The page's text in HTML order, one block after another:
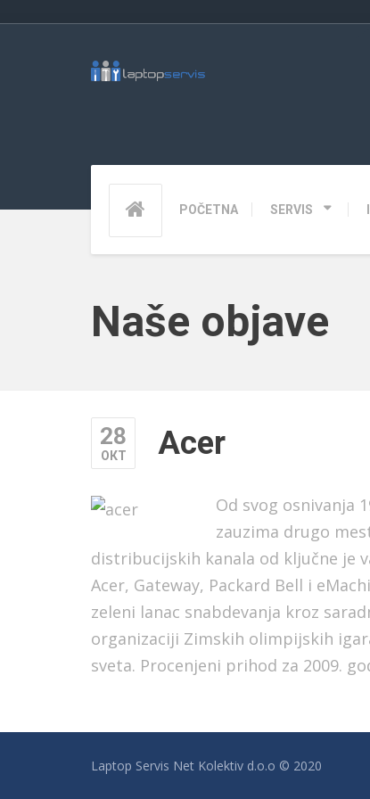
POČETNA SERVIS
Naše objave
28
ОКТ Acer
Od svog osnivanja
zauzima drugo
distribucijskih kanala od ključne je
Acer, Gateway, Packard Bell i
zeleni lanac snabdevanja kroz
organizaciji Zimskih olimpijskih
sveta. Procenjeni prihod za 2009.
Laptop Servis Net Kolektiv d.o.o © 2020